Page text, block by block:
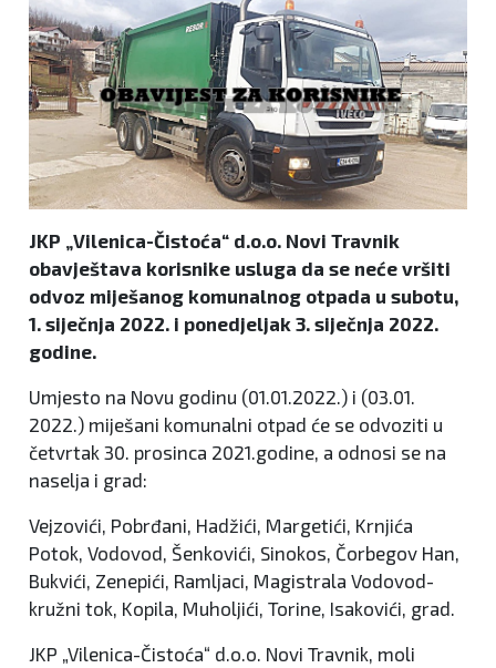
Politika
Zanimljivosti
JKP „Vilenica-Čistoća“ d.o.o. Novi Travnik
obavještava korisnike usluga da se neće vršiti
odvoz miješanog komunalnog otpada u subotu,
1. siječnja 2022. i ponedjeljak 3. siječnja 2022.
godine.
Umjesto na Novu godinu (01.01.2022.) i (03.01.
2022.) miješani komunalni otpad će se odvoziti u
četvrtak 30. prosinca 2021.godine, a odnosi se na
naselja i grad:
Vejzovići, Pobrđani, Hadžići, Margetići, Krnjića
Potok, Vodovod, Šenkovići, Sinokos, Čorbegov Han,
Bukvići, Zenepići, Ramljaci, Magistrala Vodovod-
kružni tok, Kopila, Muholjići, Torine, Isakovići, grad.
JKP „Vilenica-Čistoća“ d.o.o. Novi Travnik, moli